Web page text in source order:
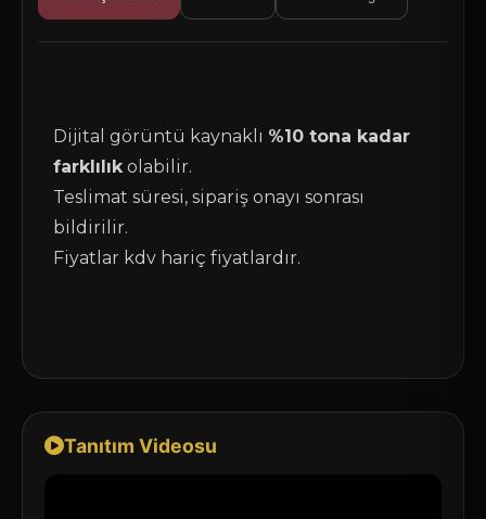
Dijital görüntü kaynaklı %10 tona kadar
farklılıkolabilir.
Teslimat süresi, sipariş onayı sonrası
bildirilir.
Fiyatlar kdv hariç fiyatlardır.
Tanıtım Videosu